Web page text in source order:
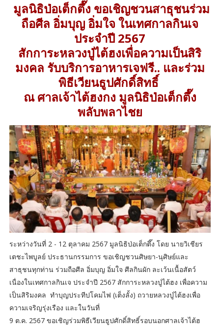
มูลนิธิป่อเต็กตึ๊ง ขอเชิญชวนสาธุชนร่วม
ถือศีล อิ่มบุญ อิ่มใจ ในเทศกาลกินเจ
ประจำปี 2567
สักการะหลวงปู่ไต้ฮงเพื่อความเป็นสิริ
มงคล รับบริการอาหารเจฟรี.. และร่วม
พิธีเวียนธูปศักดิ์สิทธิ์
ณ ศาลเจ้าไต้ฮงกง มูลนิธิป่อเต็กตึ๊ง
พลับพลาไชย
ระหว่างวันที่ 2 - 12 ตุลาคม 2567 มูลนิธิป่อเต็กตึ๊ง โดย นายวิเชียร
เตชะไพบูลย์ ประธานกรรมการ ขอเชิญชวนศิษยา-นุศิษย์และ
สาธุชนทุกท่าน ร่วมถือศีล อิ่มบุญ อิ่มใจ ศีลกินผัก ละเว้นเนื้อสัตว์
เนื่องในเทศกาลกินเจ ประจำปี 2567 สักการะหลวงปู่ไต้ฮง เพื่อความ
เป็นสิริมงคล ทำบุญประทีปโคมไฟ (เต็งลั้ง) ถวายหลวงปู่ไต้ฮงเพื่อ
ความเจริญรุ่งเรือง และในวันที่
9 ต.ค. 2567 ขอเชิญร่วมพิธีเวียนธูปศักดิ์สิทธิ์รอบนอกศาลเจ้าไต้ฮ